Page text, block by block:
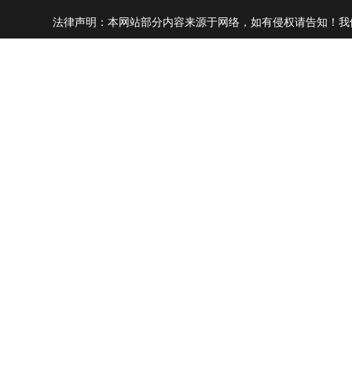
法律声明：本网站部分内容来源于网络，如有侵权请告知！